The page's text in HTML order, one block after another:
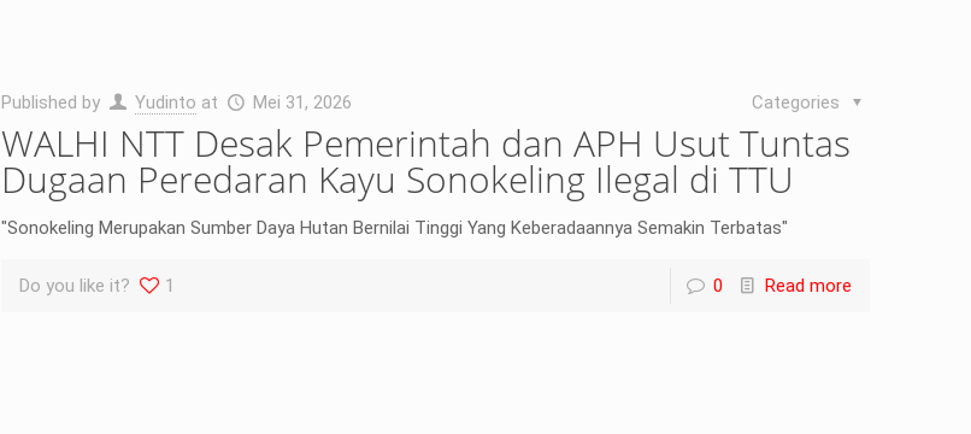
Published by Yudinto at Mei 31, 2026 Categories
WALHI NTT Desak Pemerintah dan APH Usut Tuntas
Dugaan Peredaran Kayu Sonokeling Ilegal di TTU
"Sonokeling Merupakan Sumber Daya Hutan Bernilai Tinggi Yang Keberadaannya Semakin Terbatas"
Do you like it? 1 0 Read more